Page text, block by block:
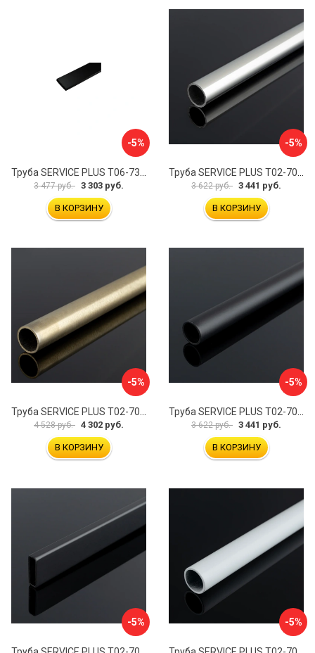
-5%
3 477 руб. 3 303 руб.
В КОРЗИНУ
-5%
3 622 руб. 3 441 руб.
В КОРЗИНУ
-5%
Труба SERVICE PLUS Т02-700BMG-GRIT10K/sus304
4 528 руб. 4 302 руб.
В КОРЗИНУ
-5%
Труба SERVICE PLUS Т02-700BLK-GRIT10K/sus304
3 622 руб. 3 441 руб.
В КОРЗИНУ
-5% -5%